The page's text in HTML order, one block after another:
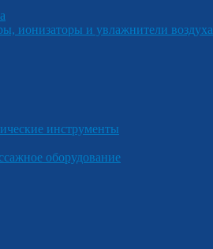
ионизаторы и увлажнители воздуха
инструменты
оборудование